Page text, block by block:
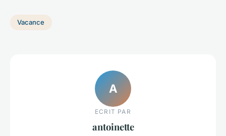
Vacance
A
ECRIT PAR
antoinette